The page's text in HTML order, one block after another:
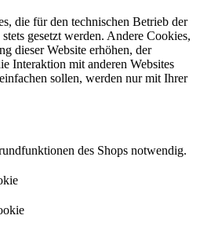
die für den technischen Betrieb der
gesetzt werden. Andere Cookies,
dieser Website erhöhen, der
Interaktion mit anderen Websites
sollen, werden nur mit Ihrer
des Shops notwendig.